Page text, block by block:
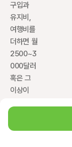
구입과
유지비,
여행비를
더하면 월
2500~3
000달러
혹은 그
이상이